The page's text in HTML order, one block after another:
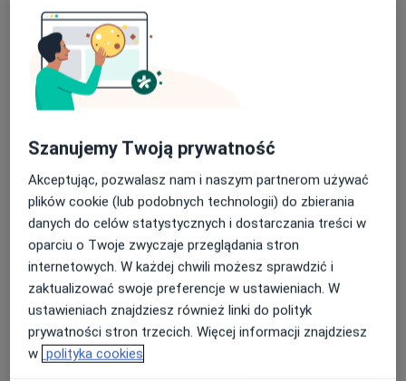
Usługi i ceny
Badanie HPV 14 typów
(genotypowanie HPV 16 i 18 oraz
pozostałe 12 typów w jednym
pakiecie)
220 zł Szczegóły
150 zł Szczegóły Umów wizytę
Cytologia płynna LBC + HPV-HR 14
wysokoonkogennych typów wirusa
350 zł Szczegóły
Umów wizytę
EKG - elektrokardiografia
100 zł Szczegóły Umów wizytę
Szanujemy Twoją prywatność
Akceptując, pozwalasz nam i naszym partnerom używać
plików cookie (lub podobnych technologii) do zbierania
danych do celów statystycznych i dostarczania treści w
oparciu o Twoje zwyczaje przeglądania stron
internetowych. W każdej chwili możesz sprawdzić i
zaktualizować swoje preferencje w ustawieniach. W
ustawieniach znajdziesz również linki do polityk
prywatności stron trzecich. Więcej informacji znajdziesz
w polityka cookies